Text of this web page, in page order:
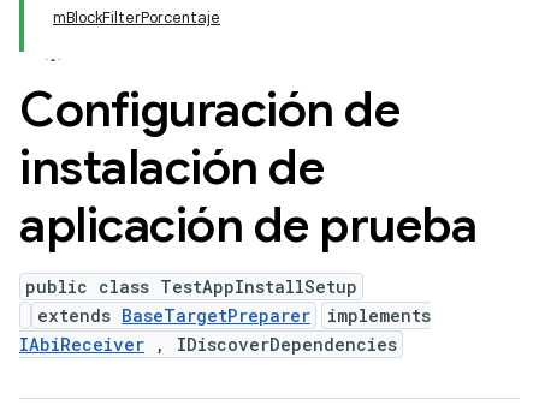
mBlockFilterPorcentaje
Configuración de
instalación de
aplicación de prueba
public class TestAppInstallSetup
extends BaseTargetPreparer
implements
IAbiReceiver , IDiscoverDependencies